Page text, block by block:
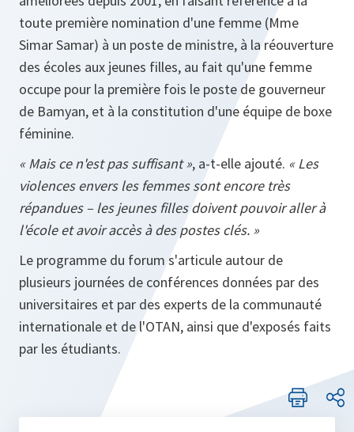
toute première nomination d'une femme (Mme
Simar Samar) à un poste de ministre, à la réouverture
des écoles aux jeunes filles, au fait qu'une femme
occupe pour la première fois le poste de gouverneur
de Bamyan, et à la constitution d'une équipe de boxe
féminine.
« Mais ce n'est pas suffisant », a-t-elle ajouté. « Les
violences envers les femmes sont encore très
répandues – les jeunes filles doivent pouvoir aller à
l'école et avoir accès à des postes clés. »
Le programme du forum s'articule autour de
plusieurs journées de conférences données par des
universitaires et par des experts de la communauté
internationale et de l'OTAN, ainsi que d'exposés faits
par les étudiants.